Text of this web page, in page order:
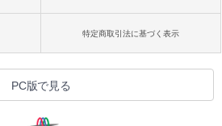
特定商取引法に基づく表示
PC版で見る